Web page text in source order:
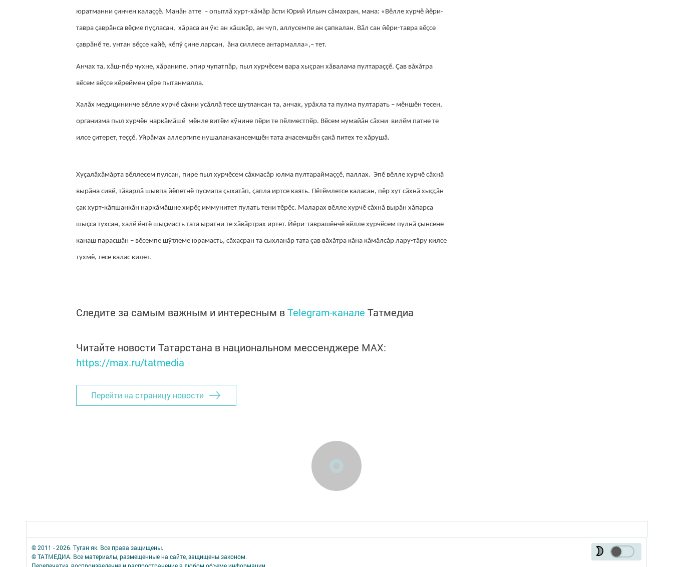
юратманни çинчен калаççӗ. Манăн атте – опытлӑ хурт-хӑмӑр ӑсти Юрий Ильич сăмахран, мана: «Вӗлле хурчӗ йӗри-
тавра ҫаврӑнса вӗçме пуҫласан, хăраса ан ӳк: ан кӑшкӑр, ан чуп, аллусемпе ан çапкалан. Вӑл сан йӗри-тавра вӗҫсе
çаврăнӗ те, унтан вӗҫсе кайӗ, кӗпӳ çине ларсан, ӑна силлесе антармалла»,– тет.
Анчах та, хӑш-пӗр чухне, хӑранипе, эпир чупатпӑр, пыл хурчӗсем вара хыçран хӑвалама пултараҫҫӗ. Çав вăхăтра
вӗсем вӗçсе кӗреймен çӗре пытанмалла.
Халӑх медицининче вӗлле хурчӗ сăхни усăллă тесе шутлансан та, анчах, урăхла та пулма пултарать – мӗншӗн тесен,
организма пыл хурчӗн наркăмăшӗ мӗнле витӗм кӳнине пӗри те пӗлместпӗр. Вӗсем нумайăн сăхни вилӗм патне те
илсе ҫитерет, теҫҫӗ. Уйрӑмах аллергипе нушаланакансемшӗн тата ачасемшӗн çакă питех те хӑрушӑ.
Хуҫалӑхăмăрта вӗллесем пулсан, пире пыл хурчӗсем сăхмасăр юлма пултараймаççӗ, паллах. Эпӗ вӗлле хурчӗ сăхнă
вырӑна сивӗ, тӑварлӑ шывпа йӗпетнӗ пусмапа ҫыхатӑп, ҫапла иртсе каять. Пӗтӗмлетсе каласан, пӗр хут сăхнă хыççăн
çак хурт-кӑпшанкӑн наркӑмӑшне хирӗç иммунитет пулать тени тӗрӗс. Маларах вӗлле хурчӗ сăхнă вырăн хăпарса
шыçса тухсан, халӗ ӗнтӗ шыçмасть тата ыратни те хӑвӑртрах иртет. Йӗри-таврашӗнчӗ вӗлле хурчӗсем пулнă çынсене
канаш парасшăн – вӗсемпе шӳтлеме юрамасть, сăхасран та сыхланăр тата çав вăхăтра кăна кăмăлсăр лару-тăру килсе
тухмӗ, тесе калас килет.
Следите за самым важным и интересным вTelegram-канале Татмедиа
Читайте новости Татарстана в национальном мессенджере MАХ:
https://max.ru/tatmedia
Перейти на страницу новости
© 2011 - 2026. Туган як. Все права защищены.
© ТАТМЕДИА. Все материалы, размещенные на сайте, защищены законом.
Перепечатка, воспроизведение и распространение в любом объеме информации,